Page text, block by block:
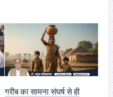
गरीब का सामना संघर्ष से ही